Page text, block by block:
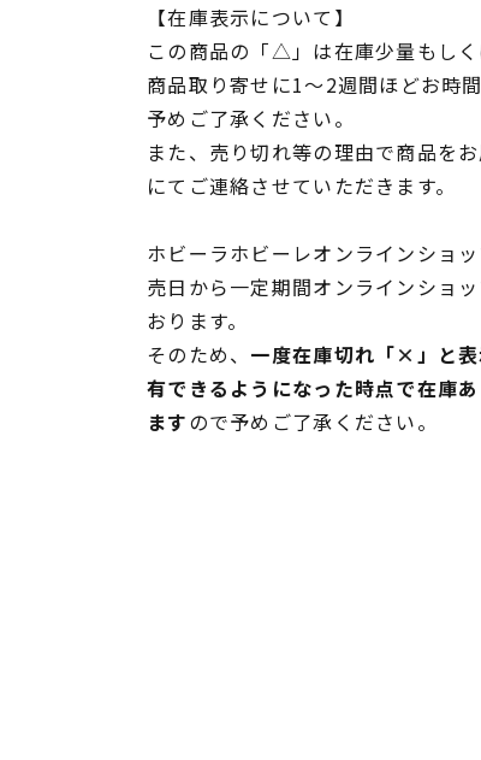
【在庫表示について】
この商品の「△」は在庫少量もしく
商品取り寄せに1～2週間ほどお時
予めご了承ください。
また、売り切れ等の理由で商品を
にてご連絡させていただきます。
ホビーラホビーレオンラインショ
売日から一定期間オンラインショ
おります。
そのため、 一度在庫切れ「×」と
有できるようになった時点で在庫
ますので予めご了承ください。